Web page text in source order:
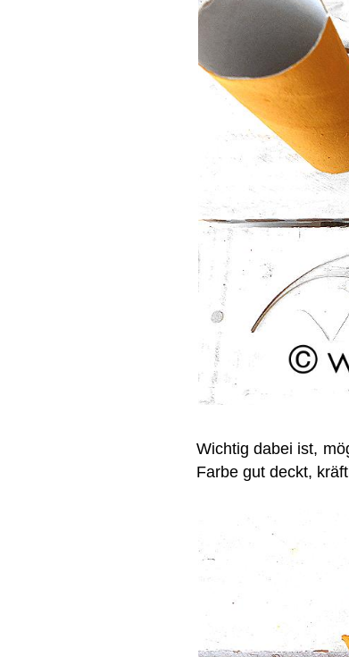
Wichtig dabei ist,
Farbe gut deckt,